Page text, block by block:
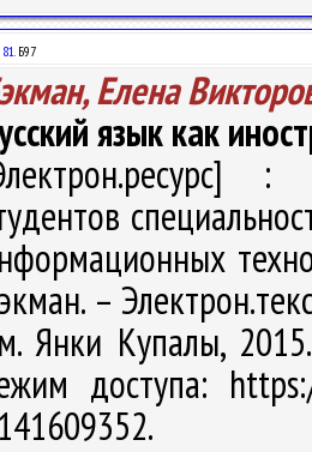
Б97
Елена
язык как
:
–
Янки Купалы,
доступа: